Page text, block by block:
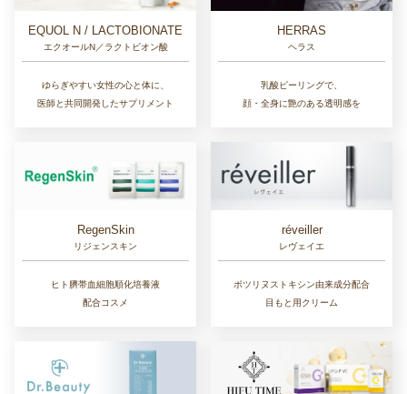
EQUOL N / LACTOBIONATE
エクオールN／ラクトビオン酸
ゆらぎやすい女性の心と体に、
医師と共同開発したサプリメント
HERRAS
ヘラス
乳酸ピーリングで、
顔・全身に艶のある透明感を
RegenSkin
リジェンスキン
ヒト臍帯血細胞順化培養液
配合コスメ
réveiller
レヴェイエ
ボツリヌストキシン由来成分配合
目もと用クリーム